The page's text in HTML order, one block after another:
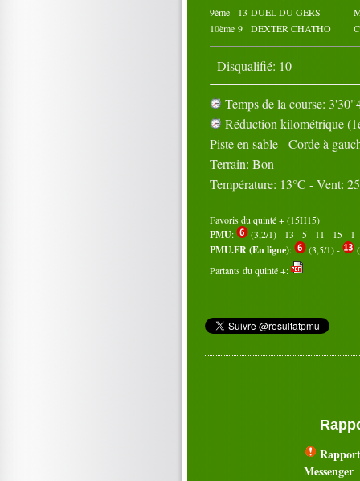
9ème
13 DUEL DU GERS
10ème 9 DEXTER CHATHO
- Disqualifié: 10
Temps de la course:
Réduction kilométrique
Piste en sable - Corde à
Terrain: Bon
Température: 13°C - Vent:
Favoris du quinté + (15H15)
PMU: (3,2/1) - 13 - 5 - 11 - 15 - 1
PMU.FR (En ligne): (3,5/1) -
Partants du quinté +:
Messenger